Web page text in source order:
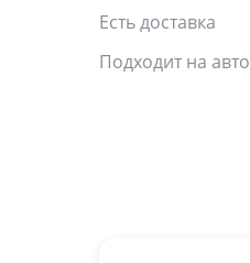
Есть доставка
Подходит на авто